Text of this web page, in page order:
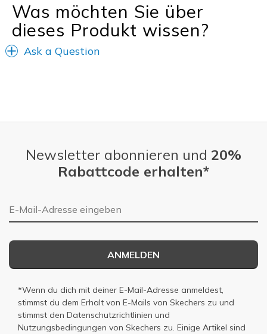
Was möchten Sie über
dieses Produkt wissen?
Ask a Question
Newsletter abonnieren und 20%
Rabattcode erhalten*
E-Mail-Adresse
ANMELDEN
*Wenn du dich mit deiner E-Mail-Adresse anmeldest,
stimmst du dem Erhalt von E-Mails von Skechers zu und
stimmst den Datenschutzrichtlinien und
Nutzungsbedingungen von Skechers zu. Einige Artikel sind